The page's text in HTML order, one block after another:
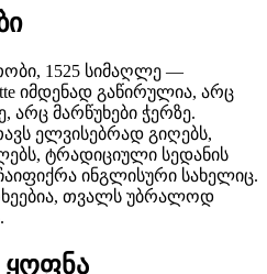
1525 სიმაღლე —
იმდენად გაწირულია, არც
არც მარწუხები ჭერზე.
ელვისებრად გიღებს,
ტრადიციული სედანის
ინგლისური სახელიც.
თვალს უბრალოდ
ყოფნა